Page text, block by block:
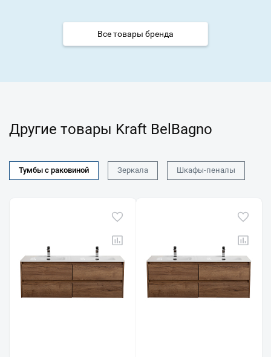
Все товары бренда
Другие товары Kraft BelBagno
Тумбы с раковиной Зеркала Шкафы-пеналы